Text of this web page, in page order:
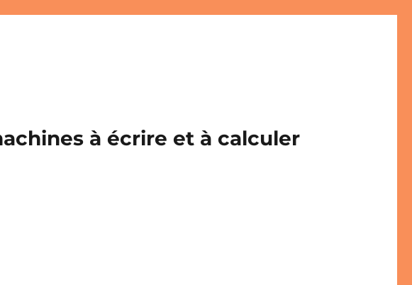
à écrire et à calculer